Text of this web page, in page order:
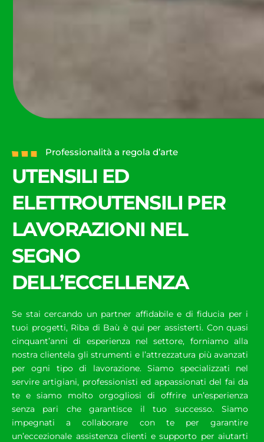
Professionalità a regola d’arte
UTENSILI ED
ELETTROUTENSILI PER
LAVORAZIONI NEL
SEGNO
DELL’ECCELLENZA
Se stai cercando un partner affidabile e di fiducia per i
tuoi progetti, Riba di Baù è qui per assisterti. Con quasi
cinquant’anni di esperienza nel settore, forniamo alla
nostra clientela gli strumenti e l’attrezzatura più avanzati
per ogni tipo di lavorazione. Siamo specializzati nel
servire artigiani, professionisti ed appassionati del fai da
te e siamo molto orgogliosi di offrire un’esperienza
senza pari che garantisce il tuo successo. Siamo
impegnati a collaborare con te per garantire
un’eccezionale assistenza clienti e supporto per aiutarti